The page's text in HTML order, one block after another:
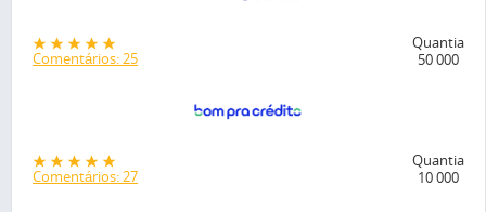
Comentários: 25
Quantia
50 000
Comentários: 27
Quantia
10 000